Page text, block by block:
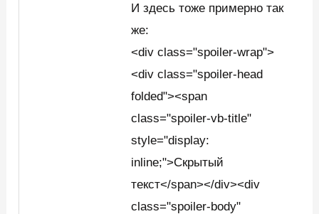
И здесь тоже примерно так
же:
<div class="spoiler-wrap">
<div class="spoiler-head
folded"><span
class="spoiler-vb-title"
style="display:
inline;">Скрытый
текст</span></div><div
class="spoiler-body"